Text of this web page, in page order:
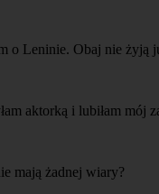
o Leninie. Obaj nie
aktorką i lubiłam mój
mają żadnej wiary?